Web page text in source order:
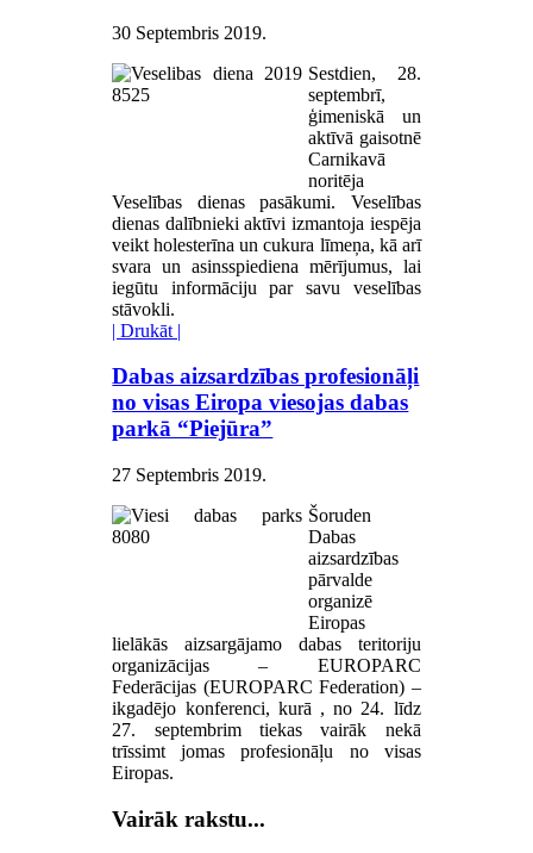
30 Septembris 2019.
Sestdien, 28.
septembrī,
ģimeniskā un
aktīvā gaisotnē
Carnikavā
noritēja
Veselības dienas pasākumi. Veselības
dienas dalībnieki aktīvi izmantoja iespēja
veikt holesterīna un cukura līmeņa, kā arī
svara un asinsspiediena mērījumus, lai
iegūtu informāciju par savu veselības
stāvokli.
| Drukāt |
Dabas aizsardzības profesionāļi
no visas Eiropa viesojas dabas
parkā “Piejūra”
27 Septembris 2019.
Šoruden
Dabas
aizsardzības
pārvalde
organizē
Eiropas
lielākās aizsargājamo dabas teritoriju
organizācijas – EUROPARC
Federācijas (EUROPARC Federation) –
ikgadējo konferenci, kurā , no 24. līdz
27. septembrim tiekas vairāk nekā
trīssimt jomas profesionāļu no visas
Eiropas.
Vairāk rakstu...